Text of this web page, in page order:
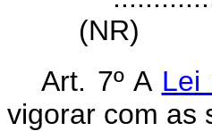
(NR)
Art. 7º A Lei
vigorar com as